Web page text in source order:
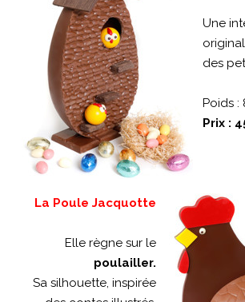
Une
des
Poids :
Prix :
La Poule Jacquotte
Elle règne sur le
poulailler.
Sa silhouette, inspirée